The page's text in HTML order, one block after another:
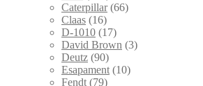
Caterpillar (66)
Claas (16)
D-1010 (17)
David Brown (3)
Deutz (90)
Esapament (10)
Fendt (79)